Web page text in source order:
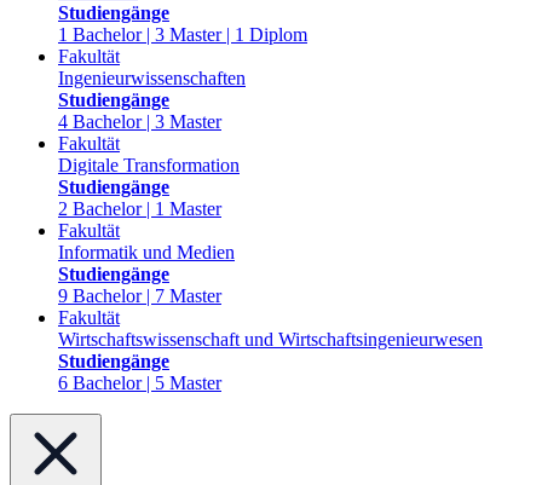
Studiengänge
1 Bachelor | 3 Master | 1 Diplom
Fakultät
Ingenieurwissenschaften
Studiengänge
4 Bachelor | 3 Master
Fakultät
Digitale Transformation
Studiengänge
2 Bachelor | 1 Master
Fakultät
Informatik und Medien
Studiengänge
9 Bachelor | 7 Master
Fakultät
Wirtschaftswissenschaft und Wirtschaftsingenieurwesen
Studiengänge
6 Bachelor | 5 Master